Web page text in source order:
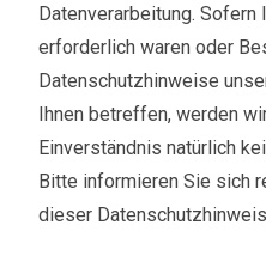
Datenverarbeitung. Sofern
erforderlich waren oder
Datenschutzhinweise
Ihnen betreffen, werden
Einverständnis natürlich
Bitte informieren Sie sich
dieser